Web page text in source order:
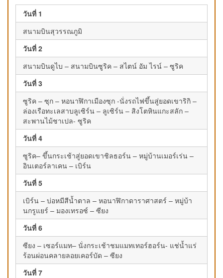
วันที่ 1
สนามบินสุวรรณภูมิ
วันที่ 2
สนามบินดูไบ – สนามบินซูริค – สไตน์ อัม ไรน์ – ซูริค
วันที่ 3
ซูริค – ซุก – หอนาฬิกาเมืองซุก -นั่งรถไฟขึ้นสู่ยอดเขาริกิ –
ล่องเรือทะเลสาบลูเซิร์น – ลูเซิร์น – สิงโตหินแกะสลัก –
สะพานไม้ชาเปล- ซูริค
วันที่ 4
ซูริค– ขึ้นกระเช้าสู่ยอดเขาชิลธอร์น – หมู่บ้านเมอร์เร่น –
อินเตอร์ลาเคน – เบิร์น
วันที่ 5
เบิร์น – บ่อหมีสีน้ำตาล – หอนาฬิกาดาราศาสตร์ – หมู่บ้า
นกรูแยร์ – มองเทรอซ์ – ซียง
วันที่ 6
ซียง – เซอร์แมท– นั่งกระเช้าชมแมทเทอร์ฮอร์น- แช่น้ำแร่
ร้อนผ่อนคลายลอยเคอร์บัด – ซียง
วันที่ 7